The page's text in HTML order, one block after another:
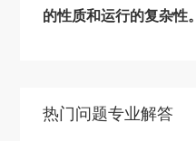
的性质和运行的复杂性。
热门问题专业解答